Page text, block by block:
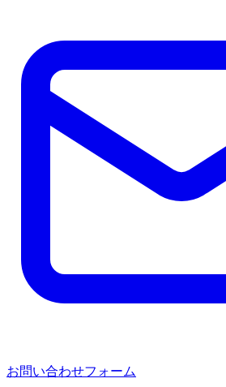
お問い合わせフォーム